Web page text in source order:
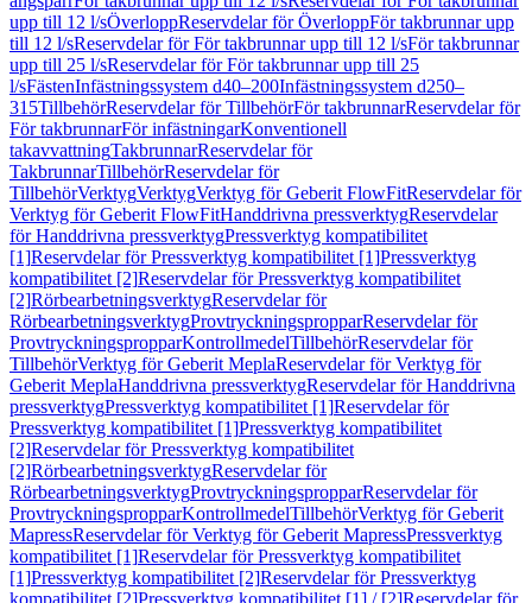
upp till 12 l/sÖverloppReservdelar för ÖverloppFör takbrunnar upp
till 12 l/sReservdelar för För takbrunnar upp till 12 l/sFör takbrunnar
upp till 25 l/sReservdelar för För takbrunnar upp till 25
l/sFästenInfästningssystem d40–200Infästningssystem d250–
315TillbehörReservdelar för TillbehörFör takbrunnarReservdelar för
För takbrunnarFör infästningarKonventionell
takavvattningTakbrunnarReservdelar för
TakbrunnarTillbehörReservdelar för
TillbehörVerktygVerktygVerktyg för Geberit FlowFitReservdelar för
Verktyg för Geberit FlowFitHanddrivna pressverktygReservdelar
för Handdrivna pressverktygPressverktyg kompatibilitet
[1]Reservdelar för Pressverktyg kompatibilitet [1]Pressverktyg
kompatibilitet [2]Reservdelar för Pressverktyg kompatibilitet
[2]RörbearbetningsverktygReservdelar för
RörbearbetningsverktygProvtryckningspropparReservdelar för
ProvtryckningspropparKontrollmedelTillbehörReservdelar för
TillbehörVerktyg för Geberit MeplaReservdelar för Verktyg för
Geberit MeplaHanddrivna pressverktygReservdelar för Handdrivna
pressverktygPressverktyg kompatibilitet [1]Reservdelar för
Pressverktyg kompatibilitet [1]Pressverktyg kompatibilitet
[2]Reservdelar för Pressverktyg kompatibilitet
[2]RörbearbetningsverktygReservdelar för
RörbearbetningsverktygProvtryckningspropparReservdelar för
ProvtryckningspropparKontrollmedelTillbehörVerktyg för Geberit
MapressReservdelar för Verktyg för Geberit MapressPressverktyg
kompatibilitet [1]Reservdelar för Pressverktyg kompatibilitet
[1]Pressverktyg kompatibilitet [2]Reservdelar för Pressverktyg
kompatibilitet [2]Pressverktyg kompatibilitet [1] / [2]Reservdelar för